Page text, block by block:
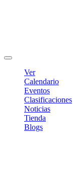
Ver
Calendario
Eventos
Clasificaciones
Noticias
Tienda
Blogs